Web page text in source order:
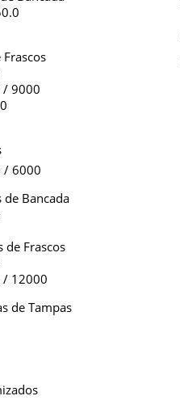
/ 9000
/ 6000
de Bancada
de Frascos
/ 12000
de Tampas